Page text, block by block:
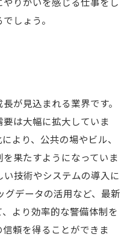
しょう。
が見込まれる業界です。
は大幅に拡大していま
より、公共の場やビル、
果たすようになっていま
い技術やシステムの導入に
グデータの活用など、最新
より効率的な警備体制を
頼を得ることができま